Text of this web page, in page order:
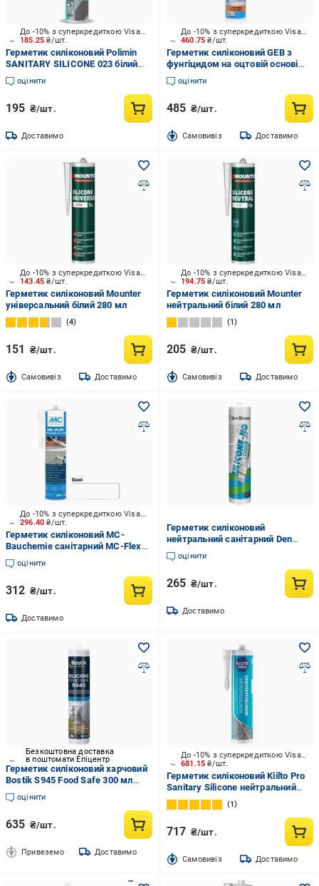
185.25₴/шт.
До -10% з суперкредиткою Visa Вигода
Герметик силіконовий Polimin
SANITARY SILICONE 023 білий
280 мл
оцінити
195 ₴/шт.
Доставимо
460.75₴/шт.
До -10% з суперкредиткою Visa Вигода
Герметик силіконовий GEB з
фунгіцидом на оцтовій основі
GEBSICONE W білий 310 мл
оцінити
485 ₴/шт.
Cамовивіз Доставимо
143.45₴/шт.
До -10% з суперкредиткою Visa Вигода
Герметик силіконовий Mounter
універсальний білий 280 мл
4
151 ₴/шт.
Cамовивіз Доставимо
194.75₴/шт.
До -10% з суперкредиткою Visa Вигода
Герметик силіконовий Mounter
нейтральний білий 280 мл
1
205 ₴/шт.
Cамовивіз Доставимо
296.40₴/шт.
До -10% з суперкредиткою Visa Вигода
Герметик силіконовий MC-
Bauchemie санітарний MC-Flex
Silicone білий 280 мл
оцінити
312 ₴/шт.
Доставимо
Герметик силіконовий
нейтральний санітарний Den
Braven Silicone-NO 310 мл Білий
(30618904)
оцінити
265 ₴/шт.
Доставимо
Безкоштовна доставка
в поштомати Епіцентр
Герметик силiконовий харчовий
Bostik S945 Food Safe 300 мл
Білий (31054909)
оцінити
635 ₴/шт.
Привеземо Доставимо
681.15₴/шт.
До -10% з суперкредиткою Visa Вигода
Герметик силіконовий Kiilto Pro
Sanitary Silicone нейтральний
білий 310 мл
1
717 ₴/шт.
Cамовивіз Доставимо